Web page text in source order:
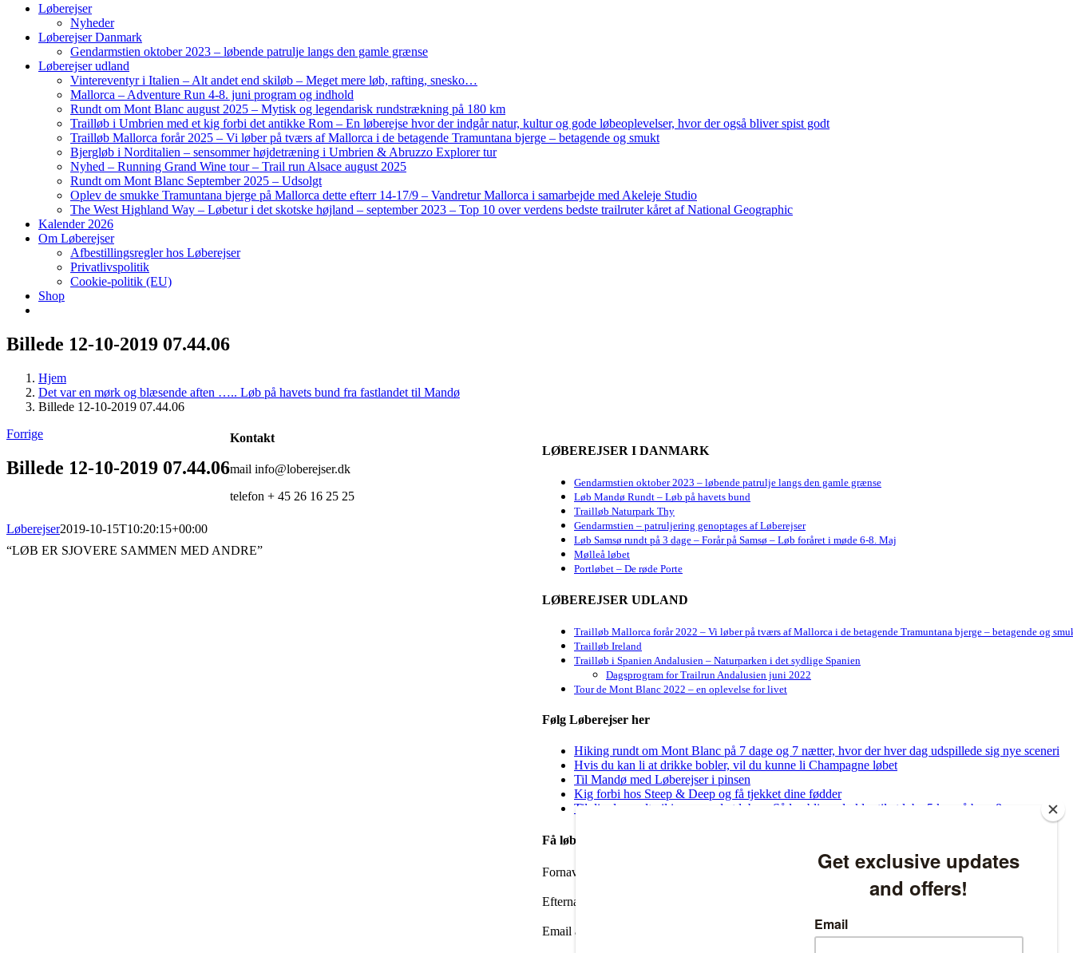
Løberejser
Nyheder
Løberejser Danmark
Gendarmstien oktober 2023 – løbende patrulje langs den gamle grænse
Løberejser udland
Vintereventyr i Italien – Alt andet end skiløb – Meget mere løb, rafting, snesko…
Mallorca – Adventure Run 4-8. juni program og indhold
Rundt om Mont Blanc august 2025 – Mytisk og legendarisk rundstrækning på 180 km
Trailløb i Umbrien med et kig forbi det antikke Rom – En løberejse hvor der indgår natur, kultur og gode løbeoplevelser, hvor der også bliver spist godt
Trailløb Mallorca forår 2025 – Vi løber på tværs af Mallorca i de betagende Tramuntana bjerge – betagende og smukt
Bjergløb i Norditalien – sensommer højdetræning i Umbrien & Abruzzo Explorer tur
Nyhed – Running Grand Wine tour – Trail run Alsace august 2025
Rundt om Mont Blanc September 2025 – Udsolgt
Oplev de smukke Tramuntana bjerge på Mallorca dette efterr 14-17/9 – Vandretur Mallorca i samarbejde med Akeleje Studio
The West Highland Way – Løbetur i det skotske højland – september 2023 – Top 10 over verdens bedste trailruter kåret af National Geographic
Kalender 2026
Om Løberejser
Afbestillingsregler hos Løberejser
Privatlivspolitik
Cookie-politik (EU)
Shop
Billede 12-10-2019 07.44.06
Hjem
Det var en mørk og blæsende aften ….. Løb på havets bund fra fastlandet til Mandø
Billede 12-10-2019 07.44.06
Forrige
Billede 12-10-2019 07.44.06
Løberejser2019-10-15T10:20:15+00:00
LØBEREJSER I DANMARK
Gendarmstien oktober 2023 – løbende patrulje langs den gamle grænse
Løb Mandø Rundt – Løb på havets bund
Trailløb Naturpark Thy
Gendarmstien – patruljering genoptages af Løberejser
Løb Samsø rundt på 3 dage – Forår på Samsø – Løb foråret i møde 6-8. Maj
Mølleå løbet
Portløbet – De røde Porte
LØBEREJSER UDLAND
Trailløb Mallorca forår 2022 – Vi løber på tværs af Mallorca i de betagende Tramuntana bjerge – betagende og
Trailløb Ireland
Trailløb i Spanien Andalusien – Naturparken i det sydlige Spanien
Dagsprogram for Trailrun Andalusien juni 2022
Tour de Mont Blanc 2022 – en oplevelse for livet
Følg Løberejser her
Hiking rundt om Mont Blanc på 7 dage og 7 nætter, hvor der hver dag udspillede sig nye sceneri
Hvis du kan li at drikke bobler, vil du kunne li Champagne løbet
Til Mandø med Løberejser i pinsen
Kig forbi hos Steep & Deep og få tjekket dine fødder
Til dig der godt vil igang med at løbe – Sådan bliver du klar til at løbe 5 km på bare 8 uger
Få løbenyheder i din mailbox
Fornavn
Efternavn
Email adresse:
Kontakt
mail info@loberejser.dk
telefon + 45 26 16 25 25
“LØB ER SJOVERE SAMMEN MED ANDRE”